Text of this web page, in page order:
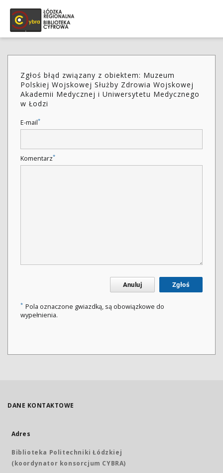
Zgłoś błąd związany z obiektem: Muzeum
Polskiej Wojskowej Służby Zdrowia Wojskowej
Akademii Medycznej i Uniwersytetu Medycznego
w Łodzi
E-mail*
Komentarz*
Anuluj Zgłoś
* Pola oznaczone gwiazdką, są obowiązkowe do
wypełnienia.
DANE KONTAKTOWE
Adres
Biblioteka Politechniki Łódzkiej
(koordynator konsorcjum CYBRA)